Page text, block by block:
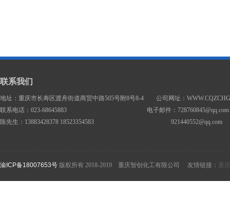
联系我们
地址：重庆市长寿区渡舟街道商贸中路505号附8号8-4 公司网址：
联系电话：023-68645883 电子邮件：728760845@qq.com
陈先生：13883428378 18523354583 921440552@qq.com
渝ICP备18007653号 版权所有 2018-2019 重庆智创化工有限公司 友情链接： 重